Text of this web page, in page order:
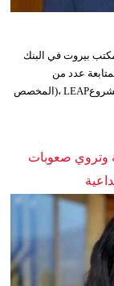
مكتب بيروت في البنك
عدد من
المشاريع قيد التنفيذ، وجرى التركيز بشكل خاص على مشروعLEAP ،(المخصص
وتروي صعوبات